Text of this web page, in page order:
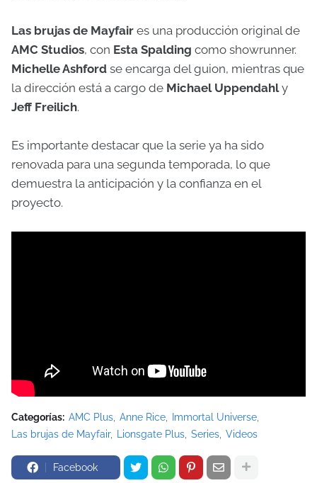
Las brujas de Mayfair es una producción original de
AMC Studios, con Esta Spalding como showrunner.
Michelle Ashford se encarga del guion, mientras que
la dirección está a cargo de Michael Uppendahly
Jeff Freilich.
Es importante destacar que la serie ya ha sido
renovada para una segunda temporada, lo que
demuestra la anticipación y la confianza en el
proyecto.
Categorías: AMC Plus Anne Rice
Immortal Universe
Las brujas de Mayfair
Lionsgate Plus Series Videos
Facebook